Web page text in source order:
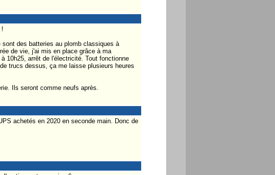
!
des batteries au plomb classiques à
de vie, j'ai mis en place grâce à ma
10h25, arrêt de l'électricité. Tout fonctionne
trucs dessus, ça me laisse plusieurs heures
Ils seront comme neufs après.
achetés en 2020 en seconde main. Donc de